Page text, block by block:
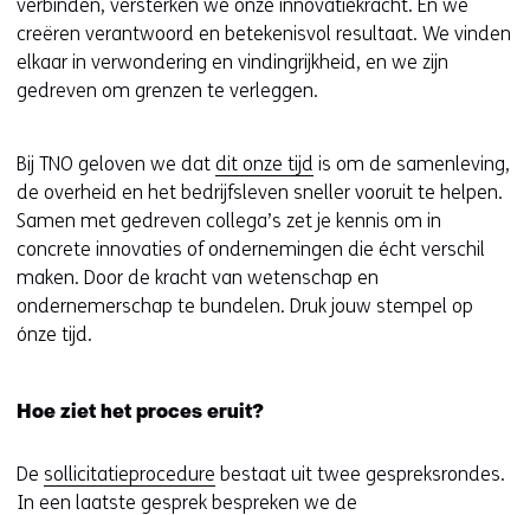
verbinden, versterken we onze innovatiekracht. En we
creëren verantwoord en betekenisvol resultaat. We vinden
elkaar in verwondering en vindingrijkheid, en we zijn
gedreven om grenzen te verleggen.
Bij TNO geloven we dat dit onze tijd is om de samenleving,
de overheid en het bedrijfsleven sneller vooruit te helpen.
Samen met gedreven collega’s zet je kennis om in
concrete innovaties of ondernemingen die écht verschil
maken. Door de kracht van wetenschap en
ondernemerschap te bundelen. Druk jouw stempel op
ónze tijd.
Hoe ziet het proces eruit?
De sollicitatieprocedure bestaat uit twee gespreksrondes.
In een laatste gesprek bespreken we de